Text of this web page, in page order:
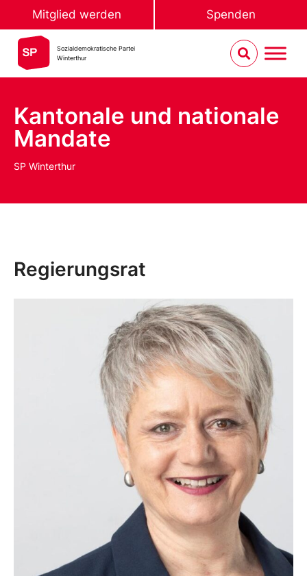
Mitglied werden Spenden
Sozialdemokratische Partei
Winterthur
Kantonale und nationale
Mandate
SP Winterthur
Regierungsrat